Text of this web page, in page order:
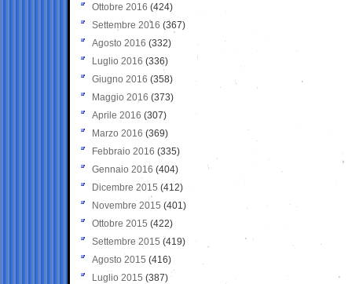
Ottobre 2016 (424)
Settembre 2016 (367)
Agosto 2016 (332)
Luglio 2016 (336)
Giugno 2016 (358)
Maggio 2016 (373)
Aprile 2016 (307)
Marzo 2016 (369)
Febbraio 2016 (335)
Gennaio 2016 (404)
Dicembre 2015 (412)
Novembre 2015 (401)
Ottobre 2015 (422)
Settembre 2015 (419)
Agosto 2015 (416)
Luglio 2015 (387)